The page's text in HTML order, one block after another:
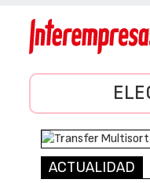
ACTUALIDAD